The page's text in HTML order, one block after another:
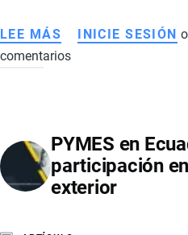
LEE MÁS SOBRE
CÓMO
EN
EE.UU.
DESDE
INICIE SESIÓN o
comentarios
PYMES en
participación
exterior